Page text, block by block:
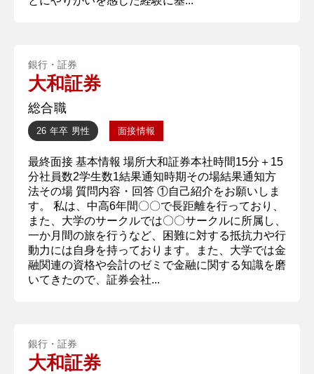
銀行・証券
大和証券
総合職
26 年卒 男性 面接情報
最終面接 基本情報 場所大和証券本社時間15分＋15
分社員数2学生数1結果通知時期その場結果通知方
法その場 質問内容・回答 ①自己紹介をお願いしま
す。 私は、中高6年間〇〇で長距離を行っており、
また、大学のサークルでは〇〇サークルに所属し、
一か月間の旅を行うなど、困難に対する抵抗力や行
動力には自身を持っております。また、大学では金
融関連の資格や会計のゼミで金融に関する知識を磨
いてきたので、証券会社...
銀行・証券
大和証券